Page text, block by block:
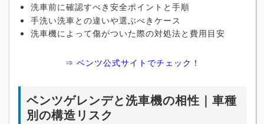
洗車前に確認すべき安全ポイントと手順
手洗い洗車との違いや選ぶべきケース
洗車機によって傷がついた際の対処法と費用目安
⇒ ベンツ公式サイトでチェック！
ベンツゲレンデと洗車機の相性｜車種
別の構造リスク